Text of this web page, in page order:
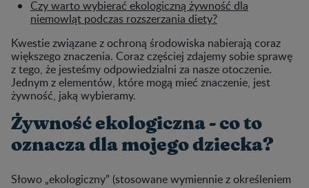
Czy warto wybierać ekologiczną żywność dla
niemowląt podczas rozszerzania diety?
Kwestie związane z ochroną środowiska nabierają coraz
większego znaczenia. Coraz częściej zdajemy sobie sprawę
z tego, że jesteśmy odpowiedzialni za nasze otoczenie.
Jednym z elementów, które mogą mieć znaczenie, jest
żywność, jaką wybieramy.
Żywność ekologiczna - co to
oznacza dla mojego dziecka?
Słowo „ekologiczny” (stosowane wymiennie z określeniem